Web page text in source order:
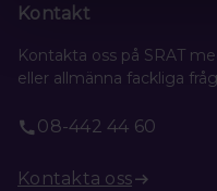
Kontakt
Kontakta oss på SRAT
eller allmänna fackliga
08-442 44 60
Kontakta oss